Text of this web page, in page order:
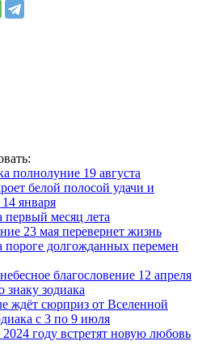
полнолуние 19 августа
белой полосой удачи и
января
первый месяц лета
23 мая перевернет жизнь
пороге долгожданных перемен
благословение 12 апреля
знаку зодиака
ждёт сюрприз от Вселенной
с 3 по 9 июля
2024 году встретят новую любовь